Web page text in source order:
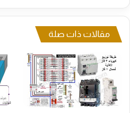
مقالات ذات صلة